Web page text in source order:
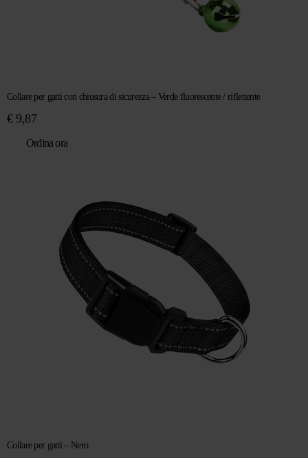
Collare per gatti con chiusura di sicurezza – Verde fluorescente / riflettente
€9,87
Ordina ora
Collare per gatti – Nero